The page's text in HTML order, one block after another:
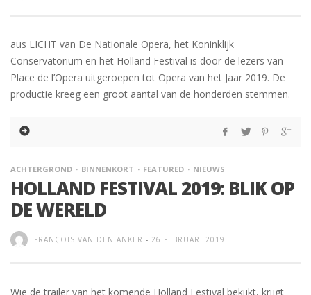
aus LICHT van De Nationale Opera, het Koninklijk
Conservatorium en het Holland Festival is door de lezers van
Place de l’Opera uitgeroepen tot Opera van het Jaar 2019. De
productie kreeg een groot aantal van de honderden stemmen.
ACHTERGROND BINNENKORT FEATURED NIEUWS
HOLLAND FESTIVAL 2019: BLIK OP
DE WERELD
FRANÇOIS VAN DEN ANKER - 26 FEBRUARI 2019
Wie de trailer van het komende Holland Festival bekijkt, krijgt